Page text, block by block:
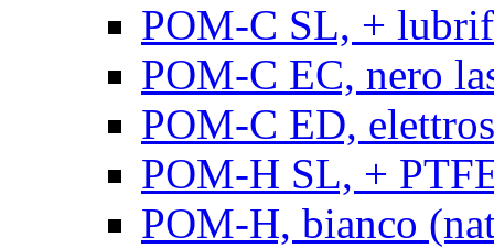
POM-C SL, +
POM-C EC, nero
POM-C ED,
POM-H SL, +
POM-H, bianco